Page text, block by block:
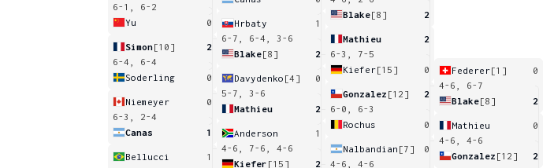
6-1, 6-2
Yu
0
Simon[10]
2
6-4, 6-4
Soderling
0
Niemeyer
0
6-3, 2-4
Canas
1
Bellucci
1
Hrbaty
1
6-7, 6-4, 3-6
Blake[8] 2
Davydenko [4]
0
5-7, 3-6
Mathieu
2
Anderson
1
4-6, 7-6, 4-6
Kiefer [15] 2
Blake[8] 2
Mathieu
2
6-3, 7-5
Kiefer[15] 0
Gonzalez [12]
2
6-0, 6-3
Rochus
0
Nalbandian [7]
0
4-6, 4-6
Federer[1]
0
4-6, 6-7
Blake[8] 2
Mathieu
0
4-6, 4-6
Gonzalez [12] 2